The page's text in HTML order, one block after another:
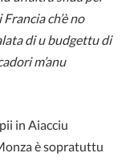
ch’è no
di u budgettu di
m’anu
in Aiacciu
è sopratuttu